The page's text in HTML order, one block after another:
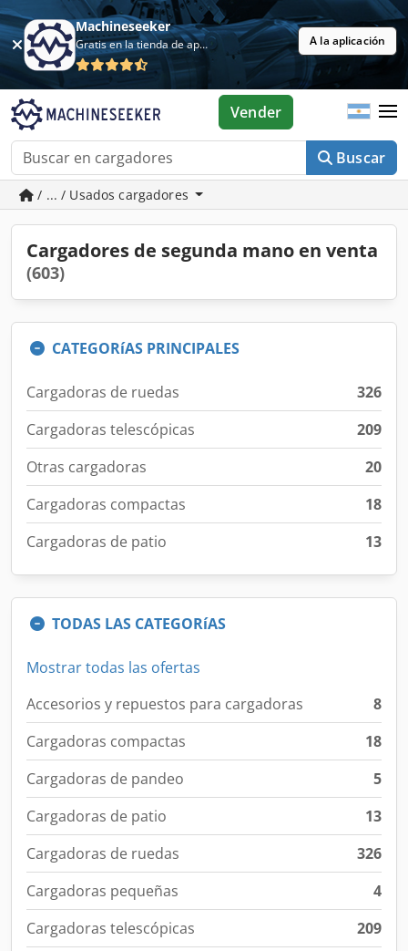
Machineseeker
Gratis en la tienda de aplicaciones A la aplicación
Buscar
Vender
/ ... / Usados cargadores
Cargadores de segunda mano en venta
(603)
CATEGORíAS PRINCIPALES
Cargadoras de ruedas
326
Cargadoras telescópicas
209
Otras cargadoras
20
Cargadoras compactas
18
Cargadoras de patio
13
TODAS LAS CATEGORíAS
Mostrar todas las ofertas
Accesorios y repuestos para cargadoras
8
Cargadoras compactas
18
Cargadoras de pandeo
5
Cargadoras de patio
13
Cargadoras de ruedas
326
Cargadoras pequeñas
4
Cargadoras telescópicas
209